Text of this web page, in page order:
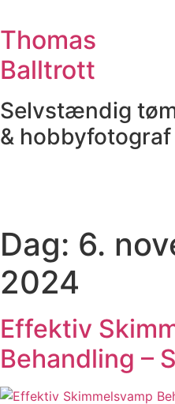
til
indhold
Thomas
Balltrott
Selvstændig
& hobbyfotograf
Dag: 6.
2024
Effektiv
Behandling –